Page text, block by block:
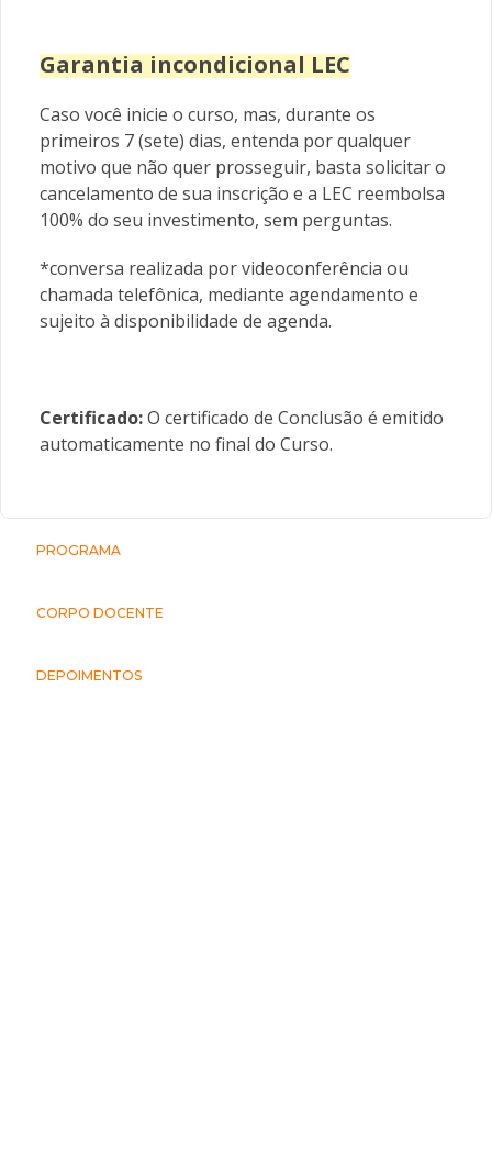
Garantia incondicional LEC
Caso você inicie o curso, mas, durante os
primeiros 7 (sete) dias, entenda por qualquer
motivo que não quer prosseguir, basta solicitar o
cancelamento de sua inscrição e a LEC reembolsa
100% do seu investimento, sem perguntas.
*conversa realizada por videoconferência ou
chamada telefônica, mediante agendamento e
sujeito à disponibilidade de agenda.
Certificado:O certificado de Conclusão é emitido
automaticamente no final do Curso.
PROGRAMA
CORPO DOCENTE
DEPOIMENTOS